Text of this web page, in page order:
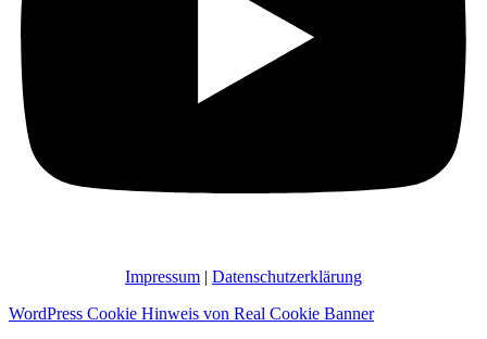
Impressum | Datenschutzerklärung
WordPress Cookie Hinweis von Real Cookie Banner